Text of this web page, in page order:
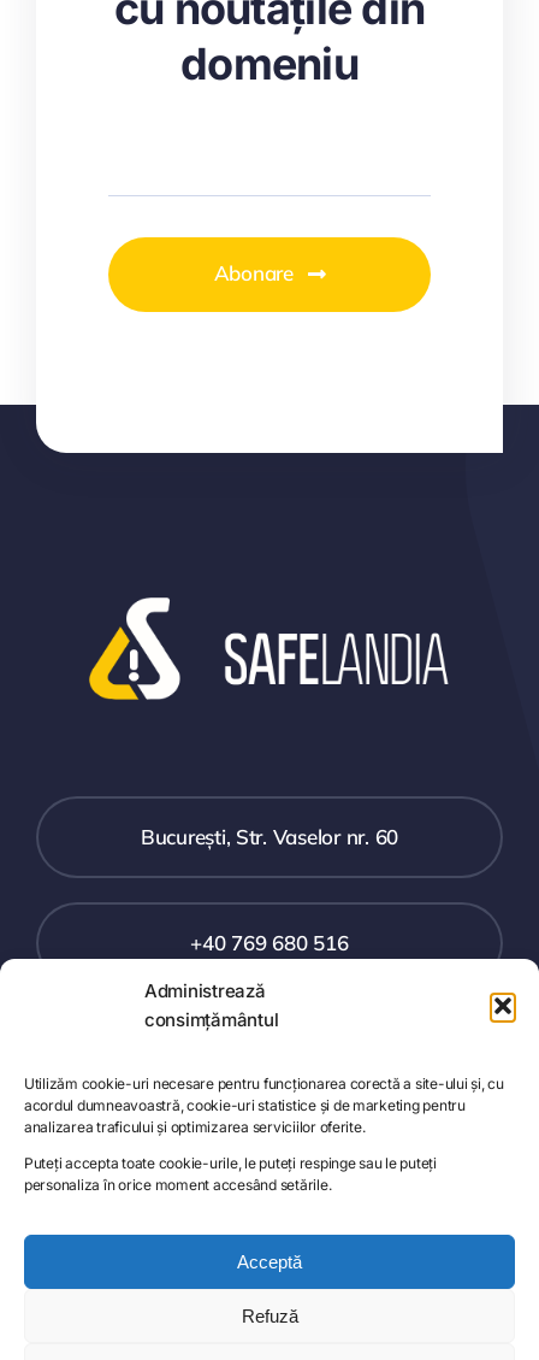
Administrează
consimțământul
Utilizăm cookie-uri necesare pentru funcționarea corectă a site-ului și, cu
acordul dumneavoastră, cookie-uri statistice și de marketing pentru
analizarea traficului și optimizarea serviciilor oferite.
Puteți accepta toate cookie-urile, le puteți respinge sau le puteți
personaliza în orice moment accesând setările.
Acceptă
Refuză
domeniu
Abonare
București, Str. Vaselor nr. 60
+40 769 680 516
Toggle
Prețuri SafeTraining
© 2024 - 2026• SAFE CONSULTING SRL •Termeni și
Politică de confidențialitate